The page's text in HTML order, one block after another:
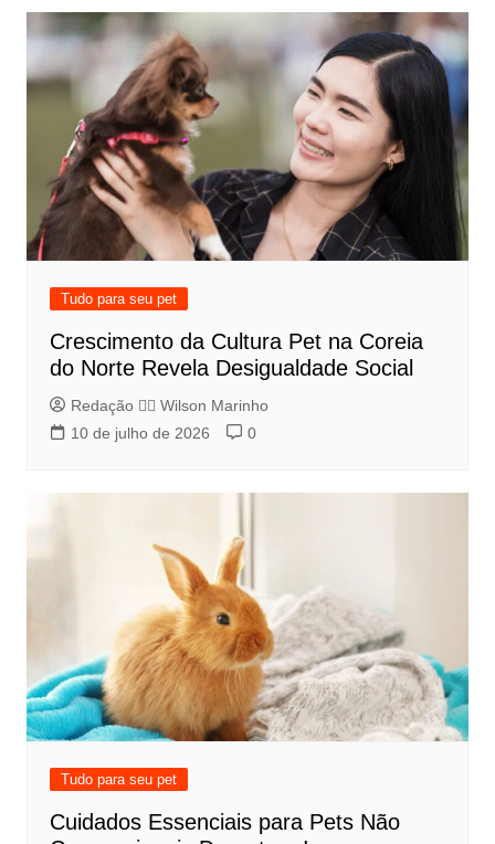
Tudo para seu pet
Crescimento da Cultura Pet na Coreia
do Norte Revela Desigualdade Social
Redação 👨‍⚖️​ Wilson Marinho
10 de julho de 2026
0
Tudo para seu pet
Cuidados Essenciais para Pets Não